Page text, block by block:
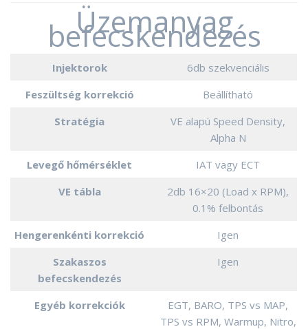
Üzemanyag
befecskendezés
Injektorok
6db szekvenciális
Feszültség korrekció
Beállítható
Stratégia
VE alapú Speed Density,
Alpha N
Levegő hőmérséklet
IAT vagy ECT
VE tábla
2db 16×20 (Load x RPM),
0.1% felbontás
Hengerenkénti korrekció
Igen
Szakaszos
befecskendezés
Igen
Egyéb korrekciók
EGT, BARO, TPS vs MAP,
TPS vs RPM, Warmup, Nitro,